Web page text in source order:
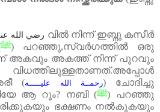
رضي الله വിൽ നിന്ന് ഇബ്നു കസീർ
ﷺ) പറഞ്ഞു,സ്വർഗത്തിൽ ഒരു
അകവും അകത്ത് നിന്ന് പുറവും
.അപ്പോൾ
(رحمــة الله عليـــــه) ചോദിച്ചു
ആ റൂം? നബി(ﷺ) പറഞ്ഞു
ഭക്ഷണം നൽകുകയും